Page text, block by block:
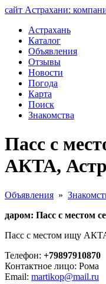
сайт Астрахани:
Астрахань
Каталог
Объявления
Отзывы
Новости
Погода
Карта
Поиск
Знакомства
Пасс с
АКТА,
Объявления »
даром: Пасс с местом
Пасс с местом ищу
Телефон: +79897910870
Контактное лицо: Рома
Email: martikop@mail.ru